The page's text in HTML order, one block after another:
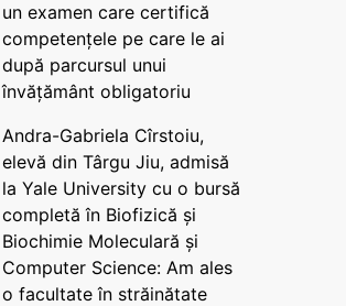
un examen care certifică
competențele pe care le ai
după parcursul unui
învățământ obligatoriu
Andra-Gabriela Cîrstoiu,
elevă din Târgu Jiu, admisă
la Yale University cu o bursă
completă în Biofizică și
Biochimie Moleculară și
Computer Science: Am ales
o facultate în străinătate